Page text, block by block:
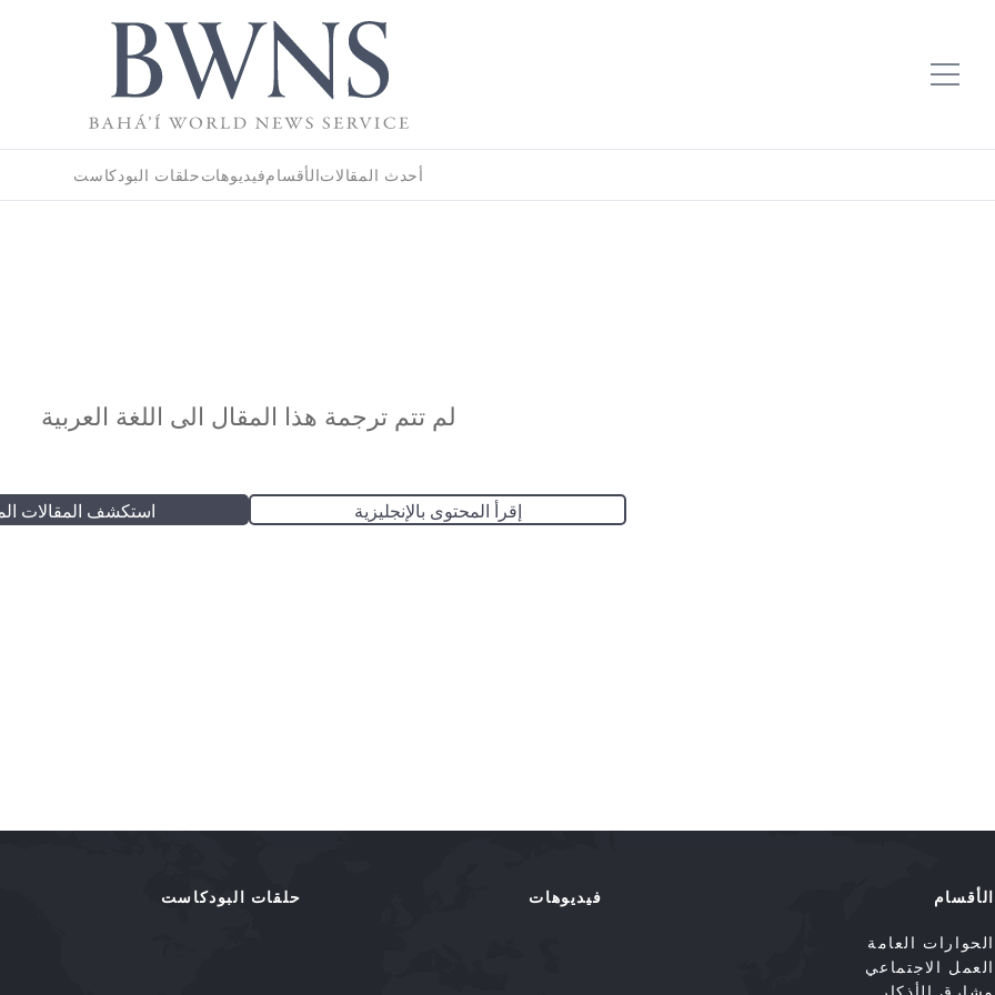
أحدث المقالاتالأقسامفيديوهاتحلقات البودكاست
لم تتم ترجمة هذا المقال الى اللغة العربية
إقرأ المحتوى بالإنجليزية استكشف المقالات
الأقسام
الحوارات العامة
العمل الاجتماعي
مشارق الأذكار
فيديوهات حلقات البودكاست